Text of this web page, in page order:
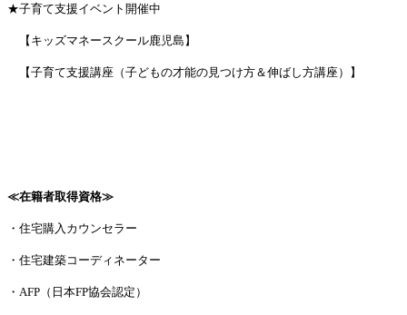
★子育て支援イベント開催中
【キッズマネースクール鹿児島】
【子育て支援講座（子どもの才能の見つけ方＆伸ばし方講座）】
≪在籍者取得資格≫
・住宅購入カウンセラー
・住宅建築コーディネーター
・AFP（日本FP協会認定）